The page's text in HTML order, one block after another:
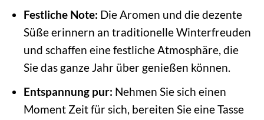
Festliche Note: Die Aromen und die dezente
Süße erinnern an traditionelle Winterfreuden
und schaffen eine festliche Atmosphäre, die
Sie das ganze Jahr über genießen können.
Entspannung pur: Nehmen Sie sich einen
Moment Zeit für sich, bereiten Sie eine Tasse